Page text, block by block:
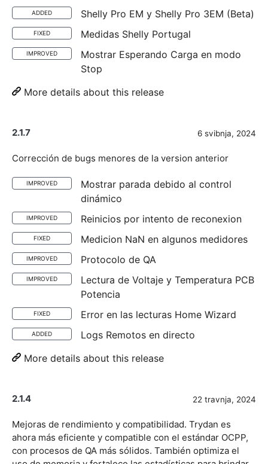
ADDED Shelly Pro EM y Shelly Pro 3EM (Beta)
FIXED Medidas Shelly Portugal
IMPROVED
Mostrar Esperando Carga en modo
Stop
More details about this release
2.1.7 6 svibnja, 2024
Corrección de bugs menores de la version anterior
IMPROVED
Mostrar parada debido al control
dinámico
IMPROVED Reinicios por intento de reconexion
FIXED Medicion NaN en algunos medidores
IMPROVED Protocolo de QA
IMPROVED
Lectura de Voltaje y Temperatura PCB
Potencia
FIXED Error en las lecturas Home Wizard
ADDED
Logs Remotos en directo
More details about this release
2.1.4 22 travnja, 2024
Mejoras de rendimiento y compatibilidad. Trydan es
ahora más eficiente y compatible con el estándar OCPP,
con procesos de QA más sólidos. También optimiza el